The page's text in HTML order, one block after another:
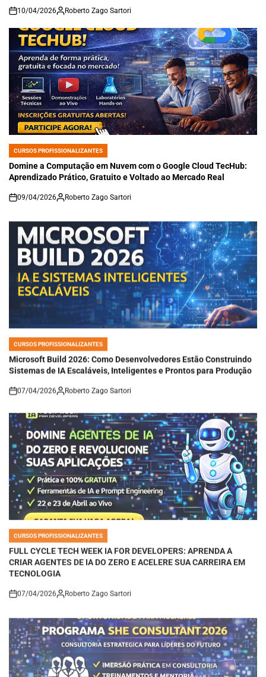
on
10/04/2026 Roberto Zago Sartori
POSTED
IN
CURSOS PROFISSIONALIZANTES
Domine a Computação em Nuvem com o Google Cloud TecHub:
Aprendizado Prático, Gratuito e Voltado ao Mercado Real
on
09/04/2026 Roberto Zago Sartori
POSTED
IN
CURSOS PROFISSIONALIZANTES
Microsoft Build 2026: Como Desenvolvedores Estão Construindo
Sistemas de IA Escaláveis, Inteligentes e Prontos para Produção
on
POSTED
INFULL CYCLE TECH WEEK IA FOR DEVELOPERS: APRENDA A
CRIAR AGENTES DE IA DO ZERO E ACELERE SUA CARREIRA EM
TECNOLOGIA